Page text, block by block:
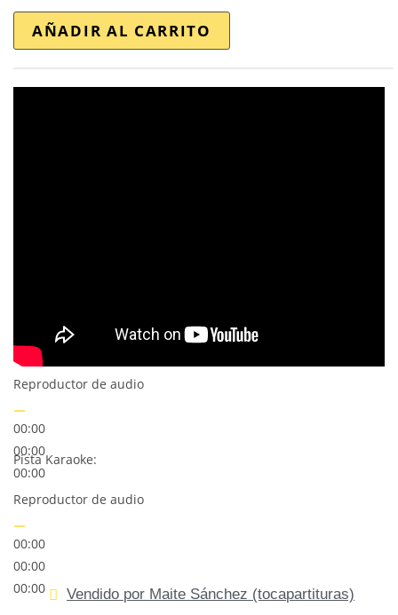
AÑADIR AL CARRITO
Reproductor de audio
00:00
00:00
00:00
Pista Karaoke:
Reproductor de audio
00:00
00:00
00:00
Vendido por Maite Sánchez (tocapartituras)